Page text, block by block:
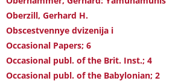
Oberzill, Gerhard H.
Obscestvennye dvizenija i
Occasional Papers; 6
Occasional publ. of the Brit. Inst.; 4
Occasional publ. of the Babylonian; 2